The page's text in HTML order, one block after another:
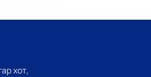
хот,